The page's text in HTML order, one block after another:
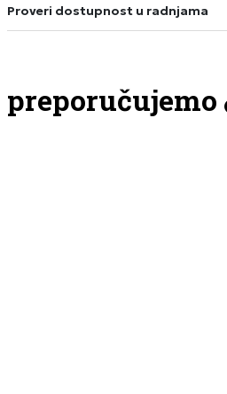
Proveri dostupnost u radnjama
preporučujemo